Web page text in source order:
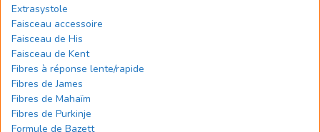
Extrasystole
Faisceau accessoire
Faisceau de His
Faisceau de Kent
Fibres à réponse lente/rapide
Fibres de James
Fibres de Mahaïm
Fibres de Purkinje
Formule de Bazett